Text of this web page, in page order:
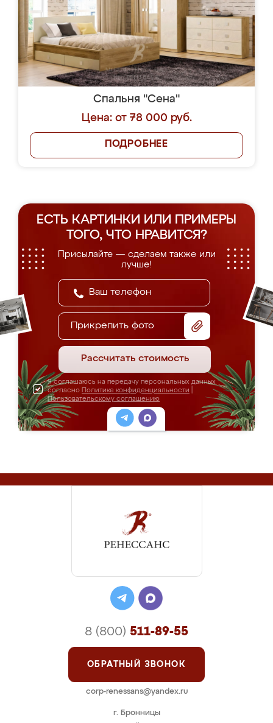
Спальня "Сена"
Цена: от 78 000 руб.
ПОДРОБНЕЕ
ЕСТЬ КАРТИНКИ ИЛИ ПРИМЕРЫ
ТОГО, ЧТО НРАВИТСЯ?
Присылайте — сделаем также или
лучше!
Прикрепить фото
Рассчитать стоимость
Я соглашаюсь на передачу персональных данных
согласно Политике конфиденциальности
Пользовательскому соглашению
г. Бронницы
8 (800) 511-89-55
ОБРАТНЫЙ ЗВОНОК
corp-renessans@yandex.ru